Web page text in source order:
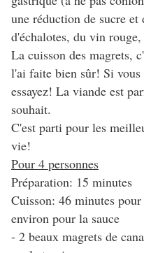
une réduction de sucre
d'échalotes, du vin
La cuisson des magrets,
l'ai faite bien sûr! Si vous
essayez! La viande est
souhait.
C'est parti pour les
vie!
Pour 4 personnes
Préparation: 15 minutes
Cuisson: 46 minutes
environ pour la sauce
- 2 beaux magrets de